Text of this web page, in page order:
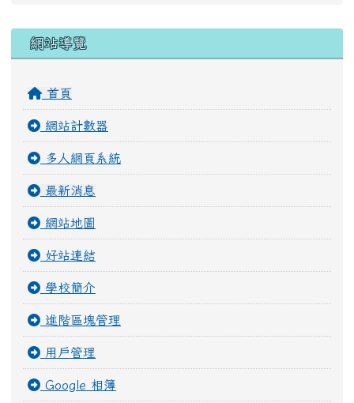
右邊區域內容
網站導覽
首頁
網站計數器
多人網頁系統
最新消息
網站地圖
好站連結
學校簡介
進階區塊管理
用戶管理
Google 相簿